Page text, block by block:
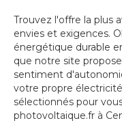
Trouvez l'offre la plus
envies et exigences.
énergétique durable
que notre site
sentiment
votre propre
sélectionnés pour
photovoltaique.fr à